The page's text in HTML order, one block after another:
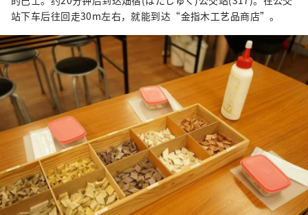
站下车后往回走30m左右，就能到达“金指木工艺品商店”。